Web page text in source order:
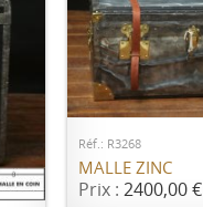
AJOUTER
Réf.: R3268
MALLE ZINC
Prix : 2400,00 €